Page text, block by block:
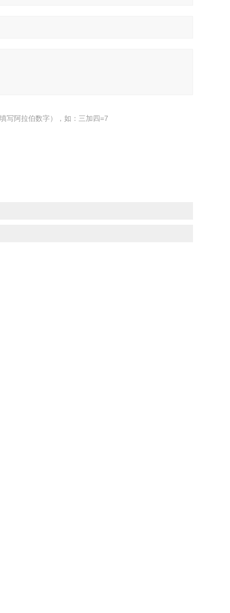
写阿拉伯数字），如：三加四=7